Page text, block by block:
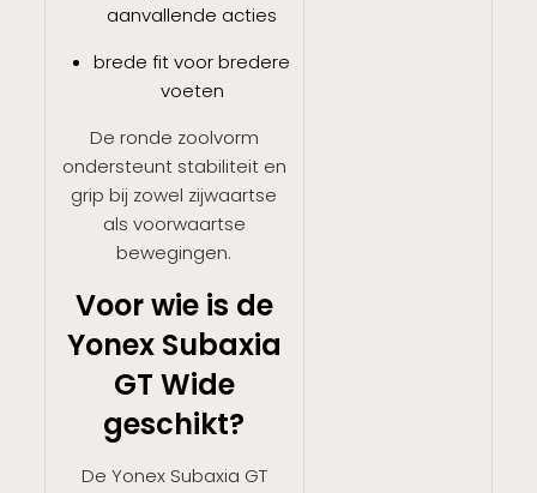
aanvallende acties
brede fit voor bredere
voeten
De ronde zoolvorm
ondersteunt stabiliteit en
grip bij zowel zijwaartse
als voorwaartse
bewegingen.
Voor wie is de
Yonex Subaxia
GT Wide
geschikt?
De Yonex Subaxia GT